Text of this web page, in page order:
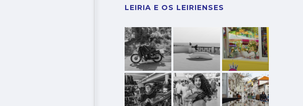
LEIRIA E OS LEIRIENSES